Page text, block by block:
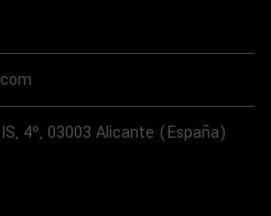
4º, 03003 Alicante (España)